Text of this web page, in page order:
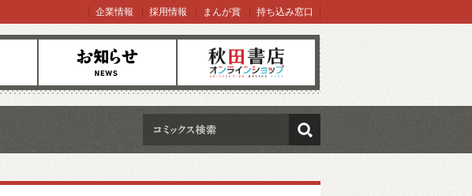
お知らせ オンラインショップ
企業情報 採用情報 まんが賞 持ち込み窓口
検索